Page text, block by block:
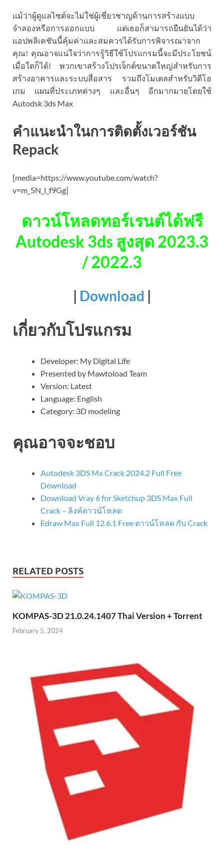
แม้ว่าผู้ดูแลไซต์จะไม่ใช่ผู้เชี่ยวชาญด้านการสร้างแบบ
จำลองหรือการออกแบบ แต่เธอก็สามารถยืนยันได้ว่า
แอปพลิเคชันนี้คุ้มค่าและสมควรได้รับการพิจารณาจาก
คุณ! คุณอาจแน่ใจว่าการรู้วิธีใช้โปรแกรมนี้จะมีประโยชน์
เมื่อใดก็ได้! พวกเขาสร้างโปรเจ็กต์ขนาดใหญ่สำหรับการ
สร้างอาคารและระบบสื่อสาร รวมถึงโมเดลสำหรับวิดีโอ
เกม แผนที่ประเภทต่างๆ และอื่นๆ อีกมากมายโดยใช้
Autodsk 3ds Max
คำแนะนำในการติดตั้งเวอร์ชัน
Repack
[media=https://www.youtube.com/watch?
v=m_5N_l_f9Gg]
ดาวน์โหลดทอร์เรนต์ได้ฟรี
Autodesk 3ds สูงสุด 2023.3
/ 2022.3
| Download |
เกี่ยวกับโปรแกรม
Developer: My Digital Life
Presented by Mawtoload Team
Version: Latest
Language: English
Category: 3D modeling
คุณอาจจะชอบ
Autodesk 3DS Mx Crack 2024.2 Full Free
Download
Download Vray 6 for Sketchup 3DS Max Full
Crack – ลิงค์ดาวน์โหลด
Edraw Max Full 12.6.1 Free ดาวน์โหลด กับ Crack
RELATED POSTS
KOMPAS-3D 21.0.24.1407 Thai Version + Torrent
February 5, 2024